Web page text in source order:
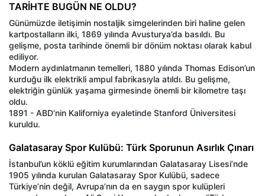
TARİHTE BUGÜN NE OLDU?
Günümüzde iletişimin nostaljik simgelerinden biri haline gelen
kartpostalların ilki, 1869 yılında Avusturya’da basıldı. Bu
gelişme, posta tarihinde önemli bir dönüm noktası olarak kabul
ediliyor.
Modern aydınlatmanın temelleri, 1880 yılında Thomas Edison’un
kurduğu ilk elektrikli ampul fabrikasıyla atıldı. Bu gelişme,
elektriğin günlük yaşama girmesinde önemli bir kilometre taşı
oldu.
1891 - ABD'nin Kaliforniya eyaletinde Stanford Üniversitesi
kuruldu.
Galatasaray Spor Kulübü: Türk Sporunun Asırlık Çınarı
İstanbul’un köklü eğitim kurumlarından Galatasaray Lisesi’nde
1905 yılında kurulan Galatasaray Spor Kulübü, sadece
Türkiye’nin değil, Avrupa’nın da en saygın spor kulüpleri